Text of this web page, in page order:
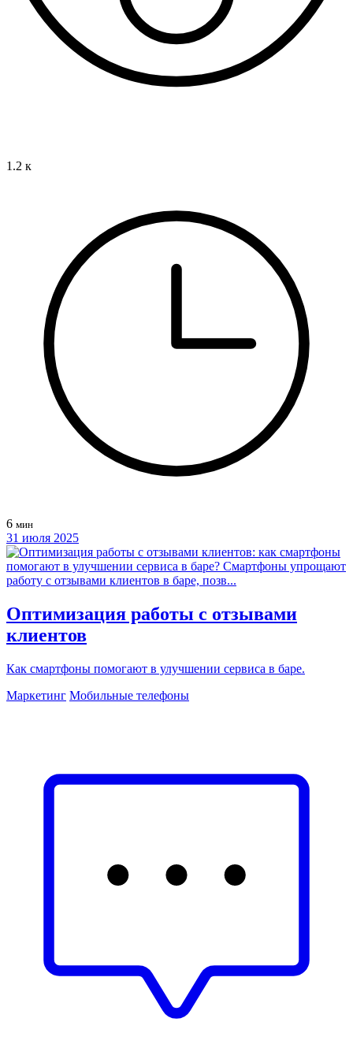
1.2 к
6 мин
31 июля 2025
Оптимизация работы с отзывами
клиентов
Как смартфоны помогают в улучшении сервиса в баре.
Маркетинг Мобильные телефоны